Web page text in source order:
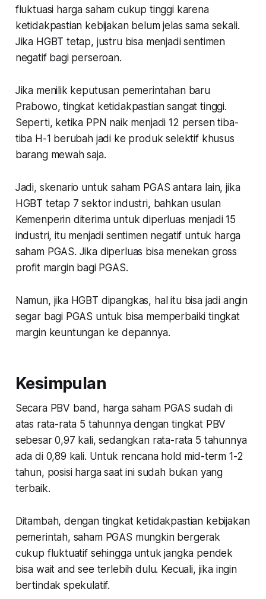
fluktuasi harga saham cukup tinggi karena
ketidakpastian kebijakan belum jelas sama sekali.
Jika HGBT tetap, justru bisa menjadi sentimen
negatif bagi perseroan.
Jika menilik keputusan pemerintahan baru
Prabowo, tingkat ketidakpastian sangat tinggi.
Seperti, ketika PPN naik menjadi 12 persen tiba-
tiba H-1 berubah jadi ke produk selektif khusus
barang mewah saja.
Jadi, skenario untuk saham PGAS antara lain, jika
HGBT tetap 7 sektor industri, bahkan usulan
Kemenperin diterima untuk diperluas menjadi 15
industri, itu menjadi sentimen negatif untuk harga
saham PGAS. Jika diperluas bisa menekan gross
profit margin bagi PGAS.
Namun, jika HGBT dipangkas, hal itu bisa jadi angin
segar bagi PGAS untuk bisa memperbaiki tingkat
margin keuntungan ke depannya.
Kesimpulan
Secara PBV band, harga saham PGAS sudah di
atas rata-rata 5 tahunnya dengan tingkat PBV
sebesar 0,97 kali, sedangkan rata-rata 5 tahunnya
ada di 0,89 kali. Untuk rencana hold mid-term 1-2
tahun, posisi harga saat ini sudah bukan yang
terbaik.
Ditambah, dengan tingkat ketidakpastian kebijakan
pemerintah, saham PGAS mungkin bergerak
cukup fluktuatif sehingga untuk jangka pendek
bisa wait and see terlebih dulu. Kecuali, jika ingin
bertindak spekulatif.